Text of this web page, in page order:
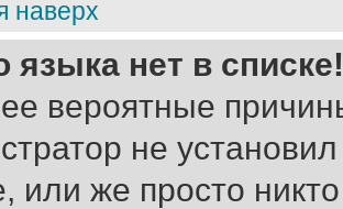
наверх
языка нет в списке!
вероятные
не
или же просто